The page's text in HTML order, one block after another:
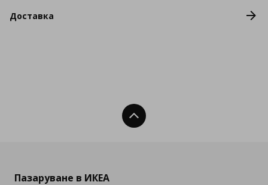
Доставка
Нагоре
Пазаруване в ИКЕА